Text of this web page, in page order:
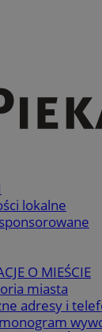
lokalne
O MIEŚCIE
miasta
adresy i